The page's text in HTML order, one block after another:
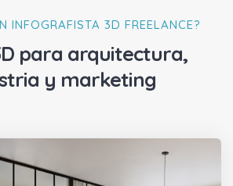
INFOGRAFISTA 3D FREELANCE?
para arquitectura,
y marketing